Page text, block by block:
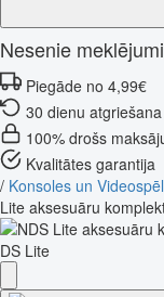
Nesenie meklējumi
Piegāde no 4,99€
30 dienu atgriešana
100% drošs
Kvalitātes garantija
/ Konsoles un
Lite aksesuāru